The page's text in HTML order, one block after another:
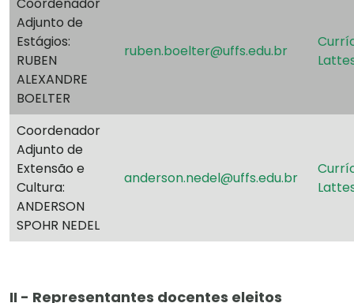
Adjunto de
Estágios:
RUBEN
ALEXANDRE
BOELTER
ruben.boelter@uffs.edu.br
Coordenador
Adjunto de
Extensão e
Cultura:
ANDERSON
SPOHR NEDEL
anderson.nedel@uffs.edu.br
II - Representantes docentes eleitos